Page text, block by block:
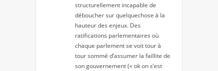
structurellement incapable de
déboucher sur quelquechose à la
hauteur des enjeux. Des
ratifications parlementaires où
chaque parlement se voit tour à
tour sommé d’assumer la faillite de
son gouvernement (« ok on s’est